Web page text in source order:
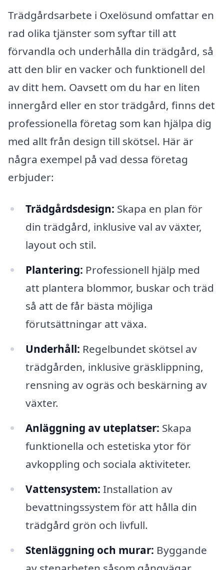
Trädgårdsarbete i Oxelösund omfattar en
rad olika tjänster som syftar till att
förvandla och underhålla din trädgård, så
att den blir en vacker och funktionell del
av ditt hem. Oavsett om du har en liten
innergård eller en stor trädgård, finns det
professionella företag som kan hjälpa dig
med allt från design till skötsel. Här är
några exempel på vad dessa företag
erbjuder:
Trädgårdsdesign: Skapa en plan för
din trädgård, inklusive val av växter,
layout och stil.
Plantering: Professionell hjälp med
att plantera blommor, buskar och träd
så att de får bästa möjliga
förutsättningar att växa.
Underhåll: Regelbundet skötsel av
trädgården, inklusive gräsklippning,
rensning av ogräs och beskärning av
växter.
Anläggning av uteplatser: Skapa
funktionella och estetiska ytor för
avkoppling och sociala aktiviteter.
Vattensystem: Installation av
bevattningssystem för att hålla din
trädgård grön och livfull.
Stenläggning och murar: Byggande